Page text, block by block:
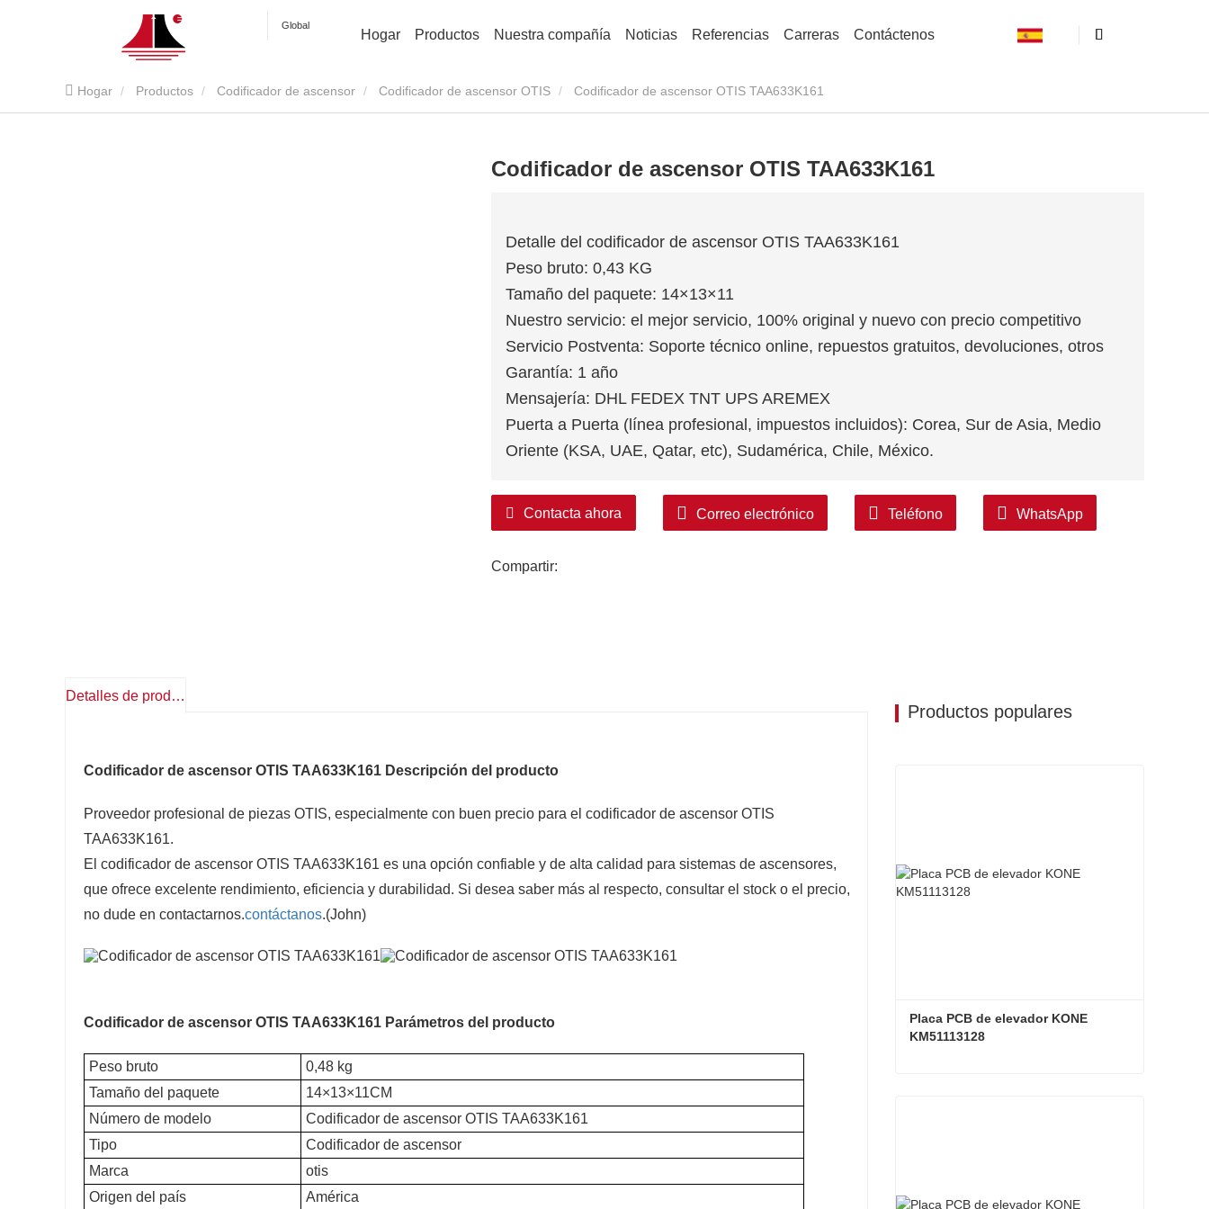
Global
Hogar Productos Nuestra compañía Noticias Referencias Carreras Contáctenos
Hogar Productos Codificador de ascensor Codificador de ascensor OTIS Codificador de ascensor OTIS TAA633K161
Codificador de ascensor OTIS TAA633K161
Detalle del codificador de ascensor OTIS TAA633K161
Peso bruto: 0,43 KG
Tamaño del paquete: 14×13×11
Nuestro servicio: el mejor servicio, 100% original y nuevo con precio competitivo
Servicio Postventa: Soporte técnico online, repuestos gratuitos, devoluciones, otros
Garantía: 1 año
Mensajería: DHL FEDEX TNT UPS AREMEX
Puerta a Puerta (línea profesional, impuestos incluidos): Corea, Sur de Asia, Medio
Oriente (KSA, UAE, Qatar, etc), Sudamérica, Chile, México.
Contacta ahora Correo electrónico Teléfono WhatsApp
Compartir:
Detalles de producto
Codificador de ascensor OTIS TAA633K161 Descripción del producto
Proveedor profesional de piezas OTIS, especialmente con buen precio para el codificador de ascensor OTIS
TAA633K161.
El codificador de ascensor OTIS TAA633K161 es una opción confiable y de alta calidad para sistemas de ascensores,
que ofrece excelente rendimiento, eficiencia y durabilidad. Si desea saber más al respecto, consultar el stock o el precio,
no dude en contactarnos.contáctanos.(John)
Codificador de ascensor OTIS TAA633K161 Parámetros del producto
Peso bruto
0,48 kg
Tamaño del paquete
14×13×11CM
Número de modelo
Codificador de ascensor OTIS TAA633K161
Tipo
Codificador de ascensor
Marca
otis
Origen del país
América
Productos populares
Placa PCB de elevador KONE
KM51113128